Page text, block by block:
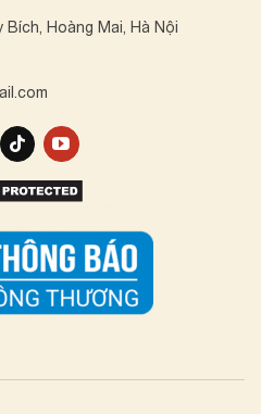
Hoàng Mai, Hà Nội